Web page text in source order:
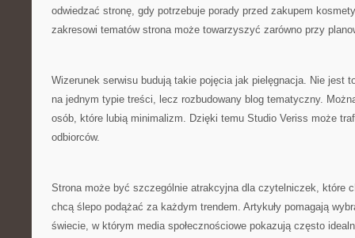
odwiedzać stronę, gdy potrzebuje porady przed zakupem
zakresowi tematów strona może towarzyszyć zarówno przy
Wizerunek serwisu budują takie pojęcia jak pielęgnacja. Nie jest
na jednym typie treści, lecz rozbudowany blog tematyczny.
osób, które lubią minimalizm. Dzięki temu Studio Veriss może
odbiorców.
Strona może być szczególnie atrakcyjna dla czytelniczek, które
chcą ślepo podążać za każdym trendem. Artykuły pomagają
świecie, w którym media społecznościowe pokazują często